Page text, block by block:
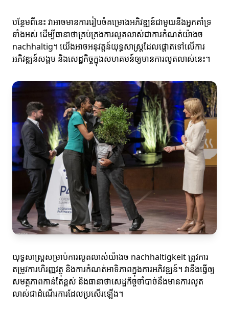
បន្ថែមពីនេះ វាអាចមានការរៀបចំគម្រោងអភិវឌ្ឍន៍ជាមួយនឹងអ្នកគាំទ្រ
ទាំងអស់ ដើម្បីធានាថាគ្រប់គ្រងការលូតលាស់ជាការកំណត់យ៉ាងច
nachhaltig។ យើងអាចអនុវត្តន៍យុទ្ធសាស្ត្រដែលផ្តោតទៅលើការ
អភិវឌ្ឍន៍សង្គម និងសេដ្ឋកិច្ចក្នុងសហគមន៍ឲ្យមានការលូតលាស់នេះ។
យុទ្ធសាស្ត្រសម្រាប់ការលូតលាស់យ៉ាងច nachhaltigkeit ត្រូវការ
តម្រូវការហិរញ្ញវត្ថុ និងការកំណត់អាទិភាពក្នុងការអភិវឌ្ឍន៍។ វានឹងធ្វើឲ្យ
សមត្ថភាពកាន់តែខ្ពស់ និងធានាថាសេដ្ឋកិច្ចចាំបាច់នឹងមានការលូត
លាស់ជាដំណើរការដែលប្រសើរឡើង។